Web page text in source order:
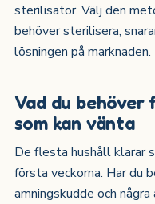
sterilisator. Välj den
behöver sterilisera,
lösningen på marknaden.
Vad du
som kan vänta
De flesta hushåll klarar
första veckorna. Har du
amningskudde och